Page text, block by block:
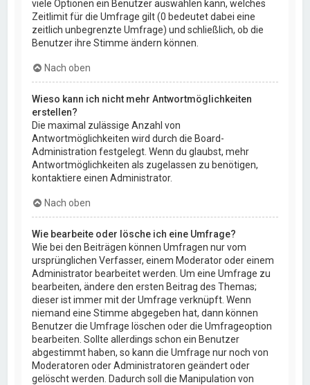
viele Optionen ein Benutzer auswählen kann, welches
Zeitlimit für die Umfrage gilt (0 bedeutet dabei eine
zeitlich unbegrenzte Umfrage) und schließlich, ob die
Benutzer ihre Stimme ändern können.
Nach oben
Wieso kann ich nicht mehr Antwortmöglichkeiten
erstellen?
Die maximal zulässige Anzahl von
Antwortmöglichkeiten wird durch die Board-
Administration festgelegt. Wenn du glaubst, mehr
Antwortmöglichkeiten als zugelassen zu benötigen,
kontaktiere einen Administrator.
Nach oben
Wie bearbeite oder lösche ich eine Umfrage?
Wie bei den Beiträgen können Umfragen nur vom
ursprünglichen Verfasser, einem Moderator oder einem
Administrator bearbeitet werden. Um eine Umfrage zu
bearbeiten, ändere den ersten Beitrag des Themas;
dieser ist immer mit der Umfrage verknüpft. Wenn
niemand eine Stimme abgegeben hat, dann können
Benutzer die Umfrage löschen oder die Umfrageoption
bearbeiten. Sollte allerdings schon ein Benutzer
abgestimmt haben, so kann die Umfrage nur noch von
Moderatoren oder Administratoren geändert oder
gelöscht werden. Dadurch soll die Manipulation von